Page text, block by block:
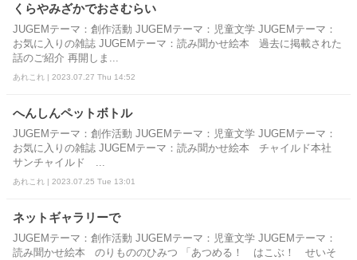
くらやみざかでおさむらい
JUGEMテーマ：創作活動 JUGEMテーマ：児童文学 JUGEMテーマ：
お気に入りの雑誌 JUGEMテーマ：読み聞かせ絵本 過去に掲載された
話のご紹介 再開しま...
あれこれ | 2023.07.27 Thu 14:52
へんしんペットボトル
JUGEMテーマ：創作活動 JUGEMテーマ：児童文学 JUGEMテーマ：
お気に入りの雑誌 JUGEMテーマ：読み聞かせ絵本 チャイルド本社
サンチャイルド ...
あれこれ | 2023.07.25 Tue 13:01
ネットギャラリーで
JUGEMテーマ：創作活動 JUGEMテーマ：児童文学 JUGEMテーマ：
読み聞かせ絵本 のりもののひみつ 「あつめる！ はこぶ！ せいそ